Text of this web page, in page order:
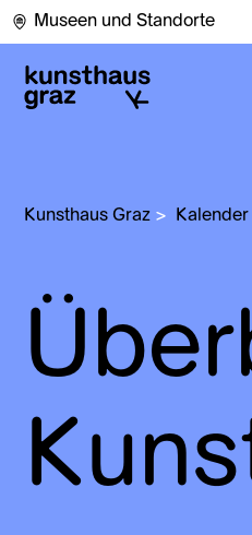
Museen und Standorte
Kunsthaus Graz > Kalender